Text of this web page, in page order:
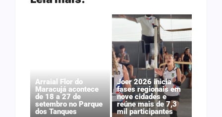
Arraial Flor do
Maracujá acontece
de 18 a 27 de
setembro no Parque
dos Tanques
Joer 2026 inicia
fases regionais em
nove cidades e
reúne mais de 7,3
mil participantes